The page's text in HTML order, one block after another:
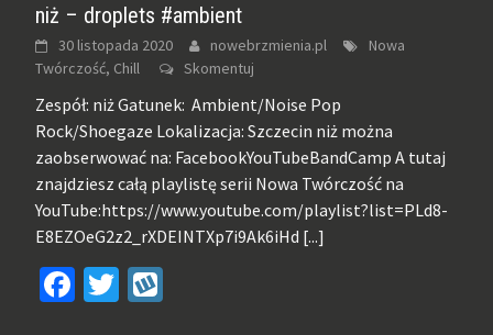
niż – droplets #ambient
30 listopada 2020 nowebrzmienia.pl
Nowa
Twórczość, Chill
Skomentuj
Zespół: niż Gatunek: Ambient/Noise Pop
Rock/Shoegaze Lokalizacja: Szczecin niż można
zaobserwować na: FacebookYouTubeBandCamp A tutaj
znajdziesz całą playlistę serii Nowa Twórczość na
YouTube:https://www.youtube.com/playlist?list=PLd8-
E8EZOeG2z2_rXDEINTXp7i9Ak6iHd [...]
Facebook
Twitter